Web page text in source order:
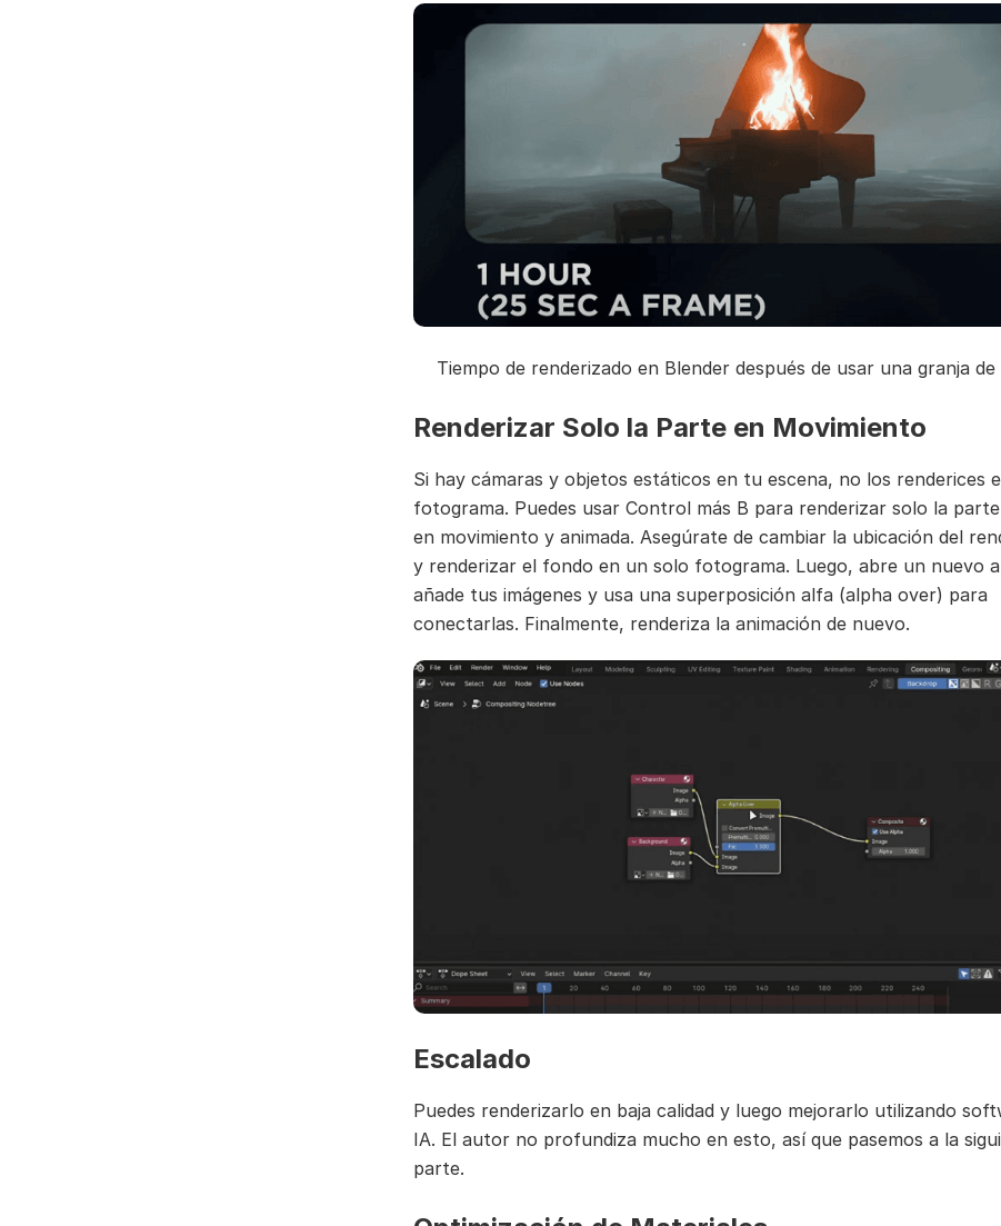
Tiempo de renderizado en Blender después de usar una granja
Renderizar Solo la Parte en Movimiento
Si hay cámaras y objetos estáticos en tu escena, no los renderices
fotograma. Puedes usar Control más B para renderizar solo la
en movimiento y animada. Asegúrate de cambiar la ubicación del
y renderizar el fondo en un solo fotograma. Luego, abre un nuevo
añade tus imágenes y usa una superposición alfa (alpha over) para
conectarlas. Finalmente, renderiza la animación de nuevo.
Escalado
Puedes renderizarlo en baja calidad y luego mejorarlo utilizando
IA. El autor no profundiza mucho en esto, así que pasemos a la
parte.